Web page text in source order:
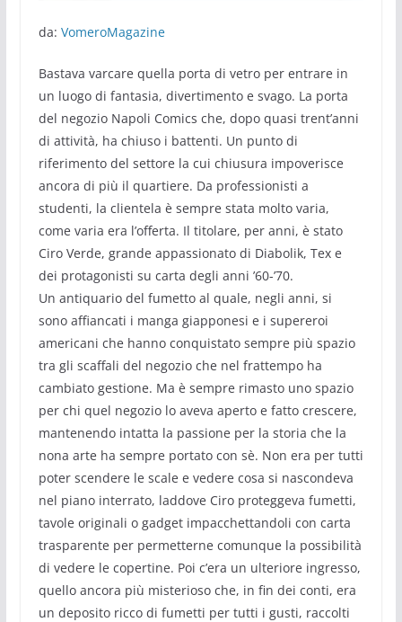
da: VomeroMagazine
Bastava varcare quella porta di vetro per entrare in
un luogo di fantasia, divertimento e svago. La porta
del negozio Napoli Comics che, dopo quasi trent’anni
di attività, ha chiuso i battenti. Un punto di
riferimento del settore la cui chiusura impoverisce
ancora di più il quartiere. Da professionisti a
studenti, la clientela è sempre stata molto varia,
come varia era l’offerta. Il titolare, per anni, è stato
Ciro Verde, grande appassionato di Diabolik, Tex e
dei protagonisti su carta degli anni ’60-’70.
Un antiquario del fumetto al quale, negli anni, si
sono affiancati i manga giapponesi e i supereroi
americani che hanno conquistato sempre più spazio
tra gli scaffali del negozio che nel frattempo ha
cambiato gestione. Ma è sempre rimasto uno spazio
per chi quel negozio lo aveva aperto e fatto crescere,
mantenendo intatta la passione per la storia che la
nona arte ha sempre portato con sè. Non era per tutti
poter scendere le scale e vedere cosa si nascondeva
nel piano interrato, laddove Ciro proteggeva fumetti,
tavole originali o gadget impacchettandoli con carta
trasparente per permetterne comunque la possibilità
di vedere le copertine. Poi c’era un ulteriore ingresso,
quello ancora più misterioso che, in fin dei conti, era
un deposito ricco di fumetti per tutti i gusti, raccolti